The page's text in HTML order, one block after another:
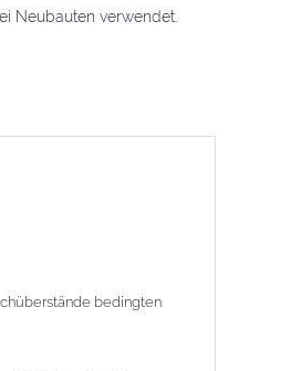
Neubauten verwendet.
garantiert.
bedingten